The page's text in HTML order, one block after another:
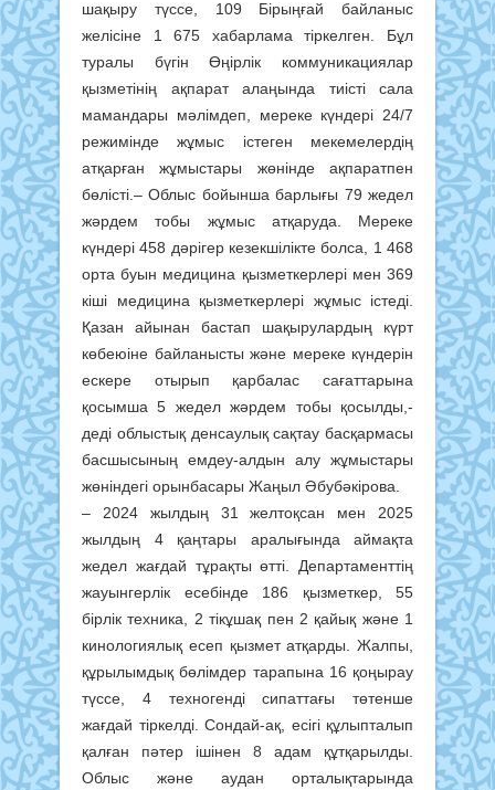
шақыру түссе, 109 Бірыңғай байланыс
желісіне 1 675 хабарлама тіркелген. Бұл
туралы бүгін Өңірлік коммуникациялар
қызметінің ақпарат алаңында тиісті сала
мамандары мәлімдеп, мереке күндері 24/7
режимінде жұмыс істеген мекемелердің
атқарған жұмыстары жөнінде ақпаратпен
бөлісті.– Облыс бойынша барлығы 79 жедел
жәрдем тобы жұмыс атқаруда. Мереке
күндері 458 дәрігер кезекшілікте болса, 1 468
орта буын медицина қызметкерлері мен 369
кіші медицина қызметкерлері жұмыс істеді.
Қазан айынан бастап шақырулардың күрт
көбеюіне байланысты және мереке күндерін
ескере отырып қарбалас сағаттарына
қосымша 5 жедел жәрдем тобы қосылды,-
деді облыстық денсаулық сақтау басқармасы
басшысының емдеу-алдын алу жұмыстары
жөніндегі орынбасары Жаңыл Әбубәкірова.
– 2024 жылдың 31 желтоқсан мен 2025
жылдың 4 қаңтары аралығында аймақта
жедел жағдай тұрақты өтті. Департаменттің
жауынгерлік есебінде 186 қызметкер, 55
бірлік техника, 2 тікұшақ пен 2 қайық және 1
кинологиялық есеп қызмет атқарды. Жалпы,
құрылымдық бөлімдер тарапына 16 қоңырау
түссе, 4 техногенді сипаттағы төтенше
жағдай тіркелді. Сондай-ақ, есігі құлыпталып
қалған пәтер ішінен 8 адам құтқарылды.
Облыс және аудан орталықтарында